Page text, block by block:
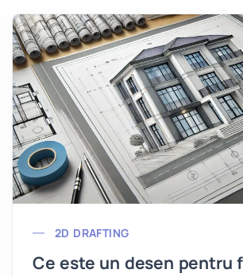
2D DRAFTING
Ce este un desen pentru